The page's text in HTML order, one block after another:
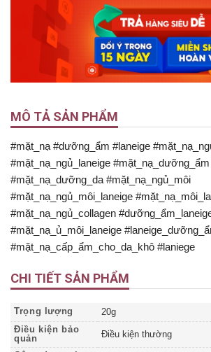
MÔ TẢ SẢN PHẨM
#mặt_nạ #dưỡng_ẩm #laneige
#mặt_nạ_ngủ_laneige #mặt_nạ_dưỡng_ẩm
#mặt_nạ_dưỡng_da #mặt_nạ_ngủ_môi
#mặt_nạ_ngủ_môi_laneige
#mặt_nạ_ngủ_collagen
#mặt_nạ_ủ_môi_laneige
#mặt_nạ_cấp_ẩm_cho_da_khô #laniege
CHI TIẾT SẢN PHẨM
Trọng lượng
20g
Điều kiện bảo
quản
Điều kiện thường